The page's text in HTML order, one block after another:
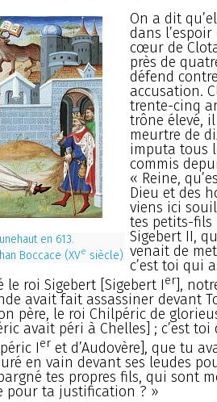
en 613.
Boccace (XVe siècle)
On a dit
dans
cœur de
près de
défend
accusation.
trente-cinq
trône élevé,
meurtre de
imputa tous
commis
« Reine,
Dieu et des
viens ici
tes petits-fils
Sigebert II,
venait de
c’est toi qui
le roi Sigebert [Sigebert Ier ],
avait fait assassiner devant
père, le roi Chilpéric de
avait péri à Chelles] ; c’est
Ier et d’Audovère], que tu
en vain devant ses leudes
tes propres fils, qui sont
pour ta justification ? »